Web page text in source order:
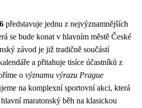
představuje jednu z nejvýznamnějších
se bude konat v hlavním městě České
závod je již tradičně součástí
a přitahuje tisíce účastníků z
o významu výrazu Prague
na komplexní sportovní akci, která
maratonský běh na klasickou